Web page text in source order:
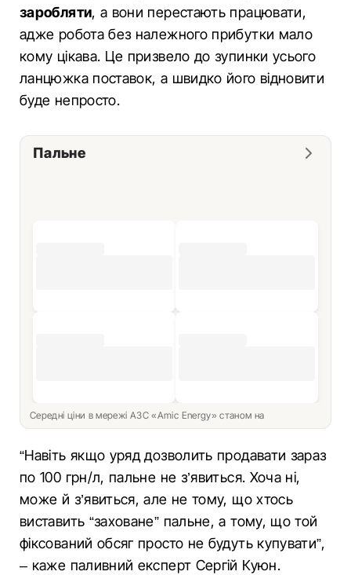
заробляти, а вони перестають працювати,
адже робота без належного прибутки мало
кому цікава. Це призвело до зупинки усього
ланцюжка поставок, а швидко його відновити
буде непросто.
Пальне
Середні ціни в мережі АЗС «Amic Energy» станом на
“Навіть якщо уряд дозволить продавати зараз
по 100 грн/л, пальне не з’явиться. Хоча ні,
може й з’явиться, але не тому, що хтось
виставить “заховане” пальне, а тому, що той
фіксований обсяг просто не будуть купувати”,
– каже паливний експерт Сергій Куюн.